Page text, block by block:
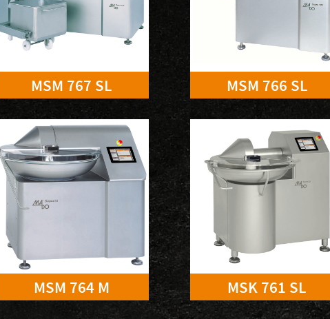
MSM 767 SL MSM 766 SL
MSM 764 M MSK 761 SL